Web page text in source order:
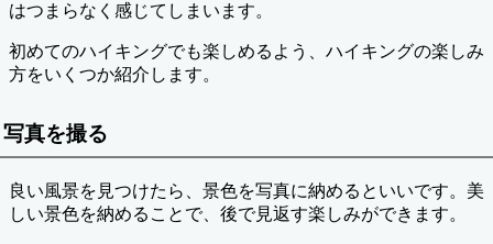
はつまらなく感じてしまいます。
初めてのハイキングでも楽しめるよう、ハイキングの楽しみ
方をいくつか紹介します。
写真を撮る
良い風景を見つけたら、景色を写真に納めるといいです。美
しい景色を納めることで、後で見返す楽しみができます。